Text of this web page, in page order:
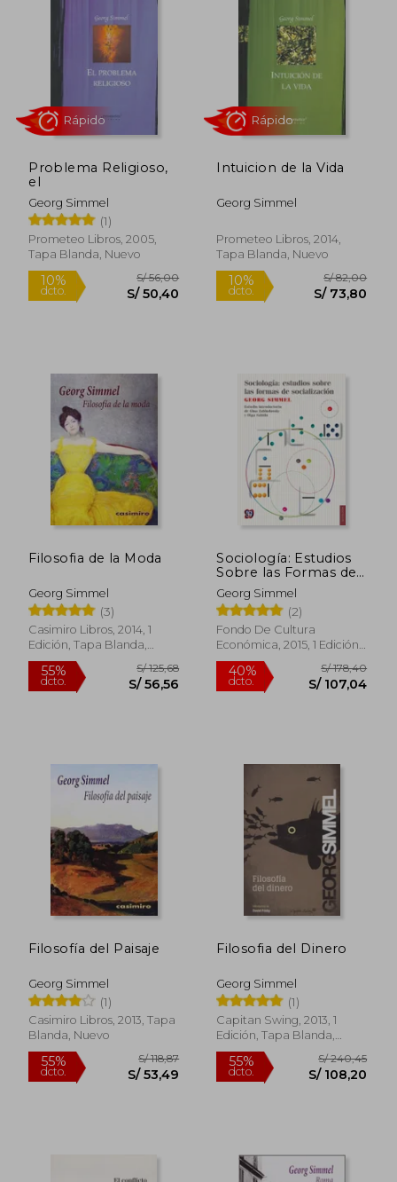
Problema Religioso,
el
Georg Simmel
(1)
Prometeo Libros, 2005,
Tapa Blanda, Nuevo
10%
dcto.
Rápido
Intuicion de la Vida
Georg Simmel
Prometeo Libros, 2014,
Tapa Blanda, Nuevo
10%
dcto.
Filosofia de la Moda
Georg Simmel
(3)
Casimiro Libros, 2014, 1
Edición, Tapa Blanda,
Nuevo
55%
dcto.
S/ 125,68
S/ 56,56
Sociología: Estudios
Sobre las Formas de
Socialización
Georg Simmel
(2)
Fondo De Cultura
Económica, 2015, 1 Edición,
Tapa Blanda, Nuevo
40%
dcto.
Filosofía del Paisaje
Georg Simmel
(1)
Casimiro Libros, 2013, Tapa
Blanda, Nuevo
Filosofia del Dinero
Georg Simmel
(1)
Capitan Swing, 2013, 1
Edición, Tapa Blanda,
Nuevo